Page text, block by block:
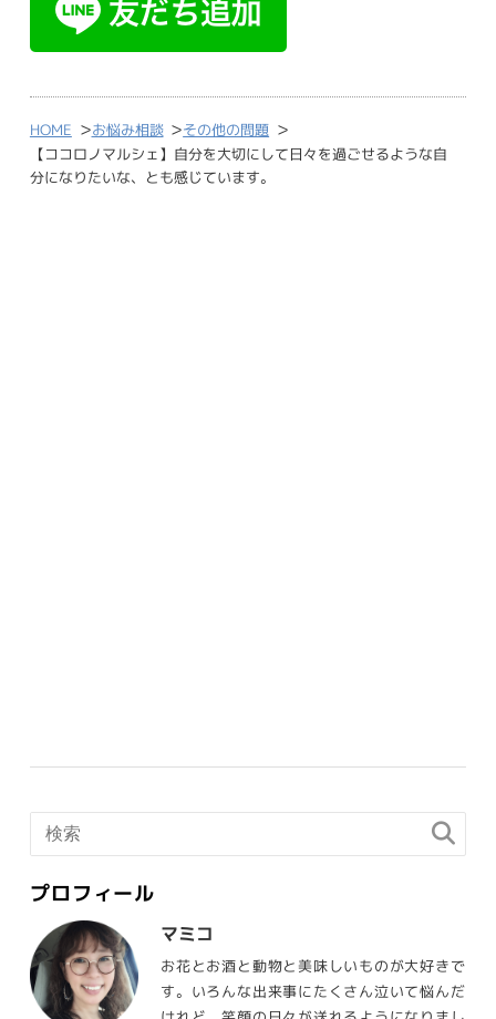
HOME >お悩み相談 >その他の問題 >
【ココロノマルシェ】自分を大切にして日々を過ごせるような自
分になりたいな、とも感じています。
プロフィール
マミコ
お花とお酒と動物と美味しいものが大好きで
す。いろんな出来事にたくさん泣いて悩んだ